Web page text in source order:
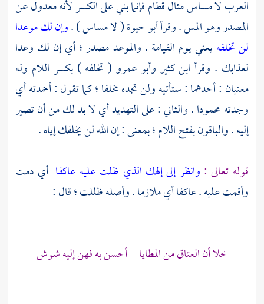
العرب لا مساس مثال قطام فإنما بني على الكسر لأنه معدول عن
المصدر وهو المس . وقرأأبو حيوة( لا مساس ) .وإن لك موعدا
لن تخلفهيعني يوم القيامة . والموعد مصدر ؛ أي إن لك وعدا
لعذابك . وقرأ ابن كثير وأبو عمرو ( تخلفه ) بكسر اللام وله
معنيان : أحدهما : ستأتيه ولن تجده مخلفا ؛ كما تقول : أحمدته أي
وجدته محمودا . والثاني : على التهديد أي لا بد لك من أن تصير
إليه . والباقون بفتح اللام ؛ بمعنى : إن الله لن يخلفك إياه .
قوله تعالى : وانظر إلى إلهك الذي ظلت عليه عاكفا أي دمت
وأقمت عليه . عاكفا أي ملازما . وأصله ظللت ؛ قال :
خلا أن العتاق من المطايا أحسن به فهن إليه شوش